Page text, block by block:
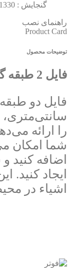
گنجایش : 1330 سی سی
راهنمای نصب
Product Card
توضیحات محصول
فایل 2 طبقه گنجه
را ارائه
شما امکان
اضافه
ایجاد کنید.
اشیاء در